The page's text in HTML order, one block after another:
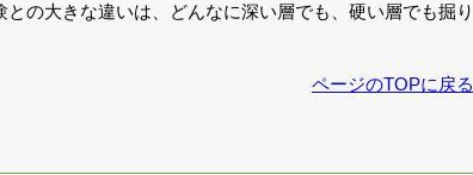
の大きな違いは、どんなに深い層でも、硬い層でも掘り
ページのTOPに戻る